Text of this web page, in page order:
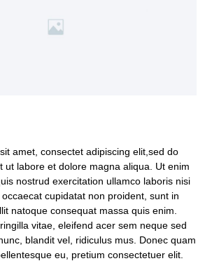
amet, consectet adipiscing elit,sed do
ut labore et dolore magna aliqua. Ut enim
nostrud exercitation ullamco laboris nisi
cupidatat non proident, sunt in
natoque consequat massa quis enim.
vitae, eleifend acer sem neque sed
blandit vel, ridiculus mus. Donec quam
eu, pretium consectetuer elit.